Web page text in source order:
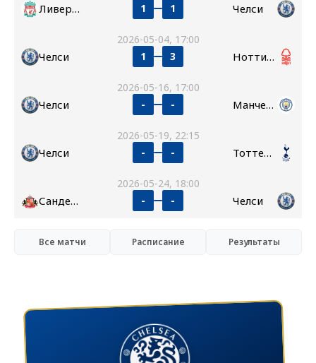
Ливерпуль 1 1 Челси
2026-05-04, 17:00
Челси 1 3 Ноттингем Форест
2026-05-16, 17:00
Челси - - Манчестер Сити
2026-05-19, 22:15
Челси - - Тоттенхэм
2026-05-24, 18:00
Сандерленд - - Челси
Все матчи Расписание Результаты